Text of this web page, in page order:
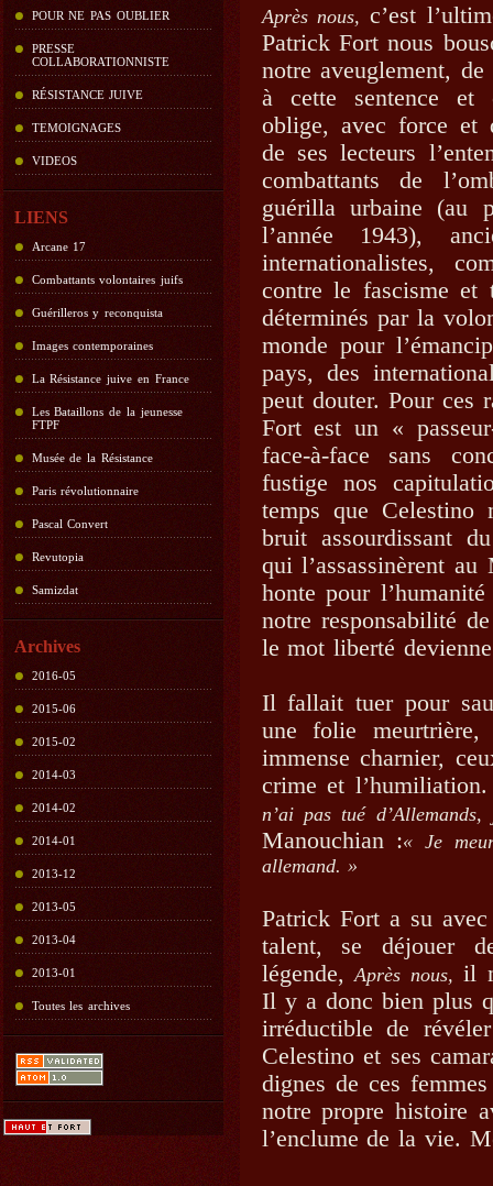
POUR NE PAS OUBLIER
PRESSE
COLLABORATIONNISTE
RÉSISTANCE JUIVE
TEMOIGNAGES
VIDEOS
LIENS
Arcane 17
Combattants volontaires juifs
Guérilleros y reconquista
Images contemporaines
La Résistance juive en France
Les Bataillons de la jeunesse
FTPF
Musée de la Résistance
Paris révolutionnaire
Pascal Convert
Revutopia
Samizdat
Archives
2016-05
2015-06
2015-02
2014-03
2014-02
2014-01
2013-12
2013-05
2013-04
2013-01
Toutes les archives
Après nous, c’est
Patrick Fort nous
notre aveuglement,
à cette sentence et
oblige, avec force et
de ses lecteurs
combattants de
guérilla urbaine (au
l’année 1943),
internationalistes,
contre le fascisme et
déterminés par la
monde pour
pays, des
peut douter. Pour ces
Fort est un «
face-à-face sans
fustige nos
temps que Celestino
bruit assourdissant
qui l’assassinèrent
honte pour
notre responsabilité
le mot liberté
Il fallait tuer pour
une folie meurtrière,
immense charnier,
crime et
n’ai pas tué
Manouchian :« Je
allemand. »
Patrick Fort a su
talent, se déjouer
légende,Après nous,il
Il y a donc bien plus
irréductible de
Celestino et ses
dignes de ces
notre propre histoire
l’enclume de la vie.